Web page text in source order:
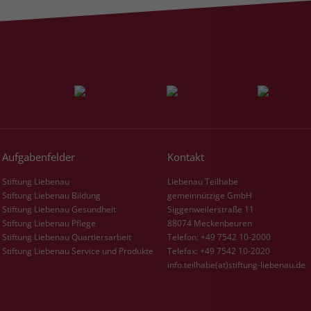
Aufgabenfelder
Stiftung Liebenau
Stiftung Liebenau Bildung
Stiftung Liebenau Gesundheit
Stiftung Liebenau Pflege
Stiftung Liebenau Quartiersarbeit
Stiftung Liebenau Service und Produkte
Kontakt
Liebenau Teilhabe
gemeinnützige GmbH
Siggenweilerstraße 11
88074 Meckenbeuren
Telefon: +49 7542 10-2000
Telefax: +49 7542 10-2020
info.teilhabe(at)stiftung-liebenau.de